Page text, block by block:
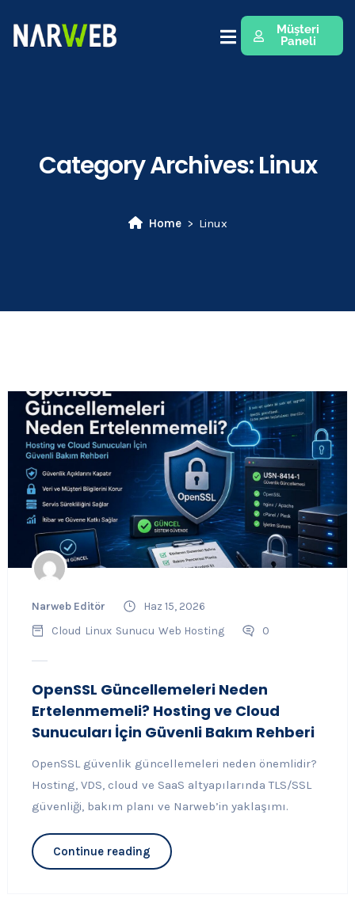
Müşteri
Paneli
Category Archives:Linux
Home Linux
Narweb Editör
Haz 15, 2026
Cloud Linux Sunucu Web Hosting 0
OpenSSL Güncellemeleri Neden
Ertelenmemeli? Hosting ve Cloud
Sunucuları İçin Güvenli Bakım Rehberi
OpenSSL güvenlik güncellemeleri neden önemlidir?
Hosting, VDS, cloud ve SaaS altyapılarında TLS/SSL
güvenliği, bakım planı ve Narweb’in yaklaşımı.
Continue reading